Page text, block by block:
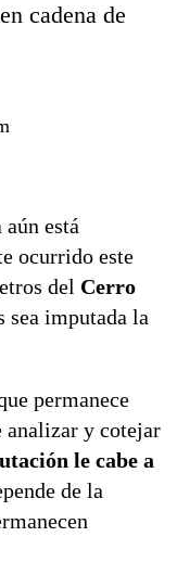
cadena de
está
ocurrido este
del Cerro
sea imputada la
permanece
analizar y cotejar
le cabe a
de la